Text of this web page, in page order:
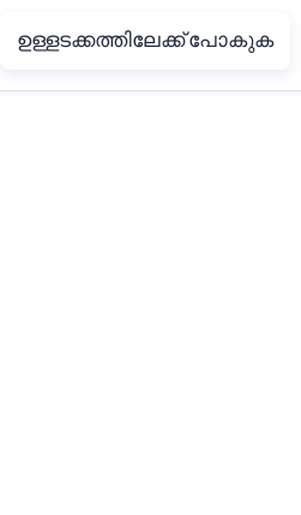
ഉള്ളടക്കത്തിലേക്ക് പോകുക
Putin.net